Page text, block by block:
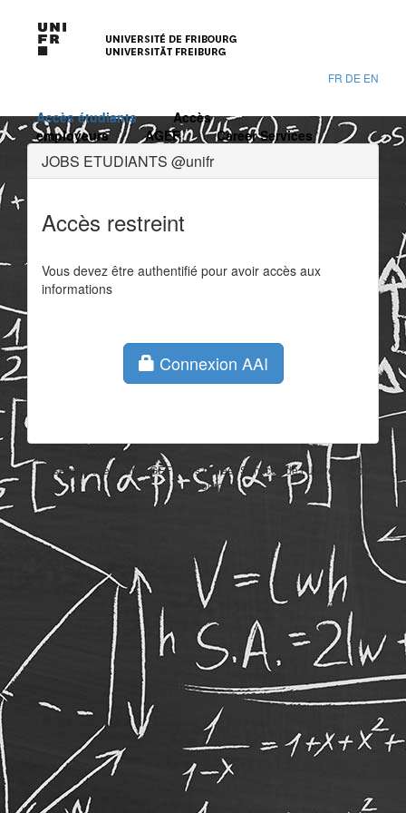
FR DE EN
Accès étudiants
Accès
employeurs
AGEF Career Services
JOBS ETUDIANTS @unifr
Accès restreint
Vous devez être authentifié pour avoir accès aux
informations
Connexion AAI
Un service offert par l'AGEF et les Career Services de l'Université de
Fribourg